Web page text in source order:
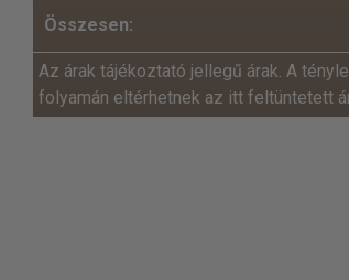
Összesen:
Az árak tájékoztató jellegű árak. A
folyamán eltérhetnek az itt feltüntetett